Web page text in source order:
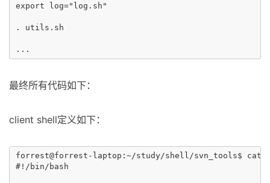
export log="log.sh"
. utils.sh
最终所有代码如下：
client shell定义如下：
forrest@forrest-laptop:~/study/shell/svn_tools$ cat
#!/bin/bash